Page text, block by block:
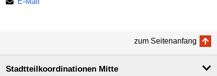
zum Seitenanfang
Stadtteilkoordinationen Mitte